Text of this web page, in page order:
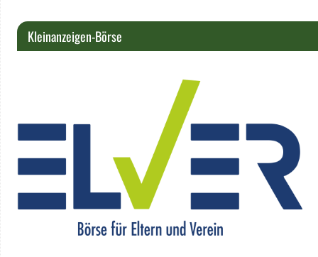
Kleinanzeigen-Börse